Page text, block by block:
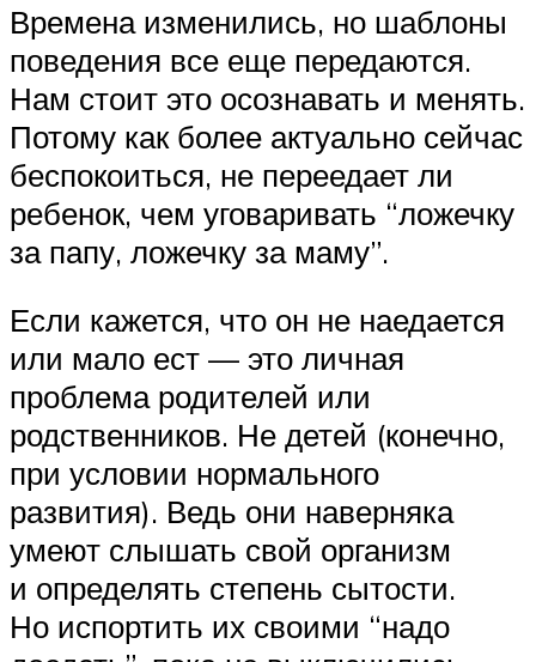
Времена изменились, но шаблоны
поведения все еще передаются.
Нам стоит это осознавать и менять.
Потому как более актуально сейчас
беспокоиться, не переедает ли
ребенок, чем уговаривать “ложечку
за папу, ложечку за маму”.
Если кажется, что он не наедается
или мало ест — это личная
проблема родителей или
родственников. Не детей (конечно,
при условии нормального
развития). Ведь они наверняка
умеют слышать свой организм
и определять степень сытости.
Но испортить их своими “надо